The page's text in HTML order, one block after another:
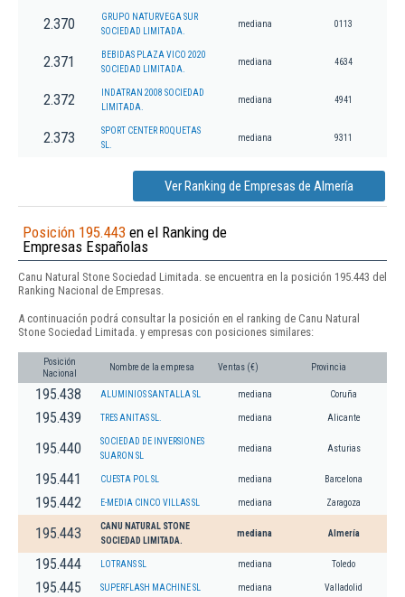
2.370
GRUPO NATURVEGA SUR
SOCIEDAD LIMITADA.
mediana 0113
2.371
BEBIDAS PLAZA VICO 2020
SOCIEDAD LIMITADA.
mediana 4634
2.372
INDATRAN 2008 SOCIEDAD
LIMITADA.
mediana 4941
2.373
SPORT CENTER ROQUETAS
SL.
mediana 9311
Ver Ranking de Empresas de Almería
Posición 195.443 en el Ranking de
Empresas Españolas
Canu Natural Stone Sociedad Limitada. se encuentra en la posición 195.443 del
Ranking Nacional de Empresas.
A continuación podrá consultar la posición en el ranking de Canu Natural
Stone Sociedad Limitada. y empresas con posiciones similares:
Posición
Nacional
Nombre de la empresa Ventas (€) Provincia
195.438 ALUMINIOS SANTALLA SL mediana Coruña
195.439 TRES ANITAS SL. mediana Alicante
195.440
SOCIEDAD DE INVERSIONES
SUARON SL
mediana Asturias
195.441 CUESTA POL SL mediana Barcelona
195.442 E-MEDIA CINCO VILLAS SL mediana Zaragoza
195.443
CANU NATURAL STONE
SOCIEDAD LIMITADA.
mediana Almería
195.444 LOTRANS SL mediana Toledo
195.445 SUPERFLASH MACHINE SL mediana Valladolid